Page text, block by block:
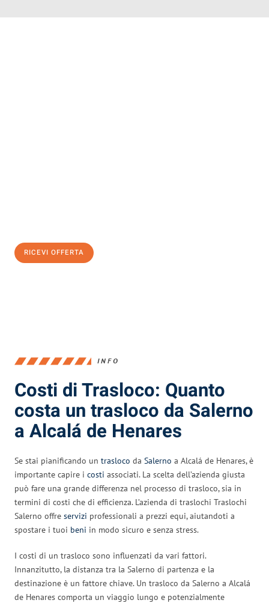
RICEVI OFFERTA
INFO
Costi di Trasloco: Quanto
costa un trasloco da Salerno
a Alcalá de Henares
Se stai pianificando un trasloco da Salerno a Alcalá de Henares, è
importante capire i costi associati. La scelta dell’azienda giusta
può fare una grande differenza nel processo di trasloco, sia in
termini di costi che di efficienza. L’azienda di traslochi Traslochi
Salerno offre servizi professionali a prezzi equi, aiutandoti a
spostare i tuoi beni in modo sicuro e senza stress.
I costi di un trasloco sono influenzati da vari fattori.
Innanzitutto, la distanza tra la Salerno di partenza e la
destinazione è un fattore chiave. Un trasloco da Salerno a Alcalá
de Henares comporta un viaggio lungo e potenzialmente